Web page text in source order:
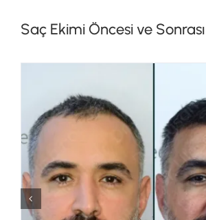
Saç Ekimi Öncesi ve